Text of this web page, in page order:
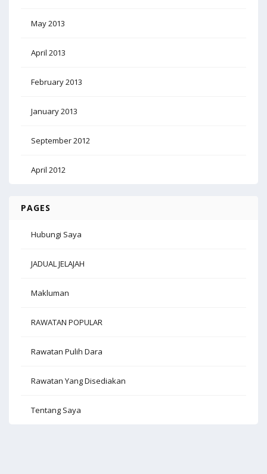
May 2013
April 2013
February 2013
January 2013
September 2012
April 2012
PAGES
Hubungi Saya
JADUAL JELAJAH
Makluman
RAWATAN POPULAR
Rawatan Pulih Dara
Rawatan Yang Disediakan
Tentang Saya